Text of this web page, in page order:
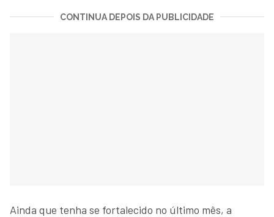
CONTINUA DEPOIS DA PUBLICIDADE
Ainda que tenha se fortalecido no último mês, a